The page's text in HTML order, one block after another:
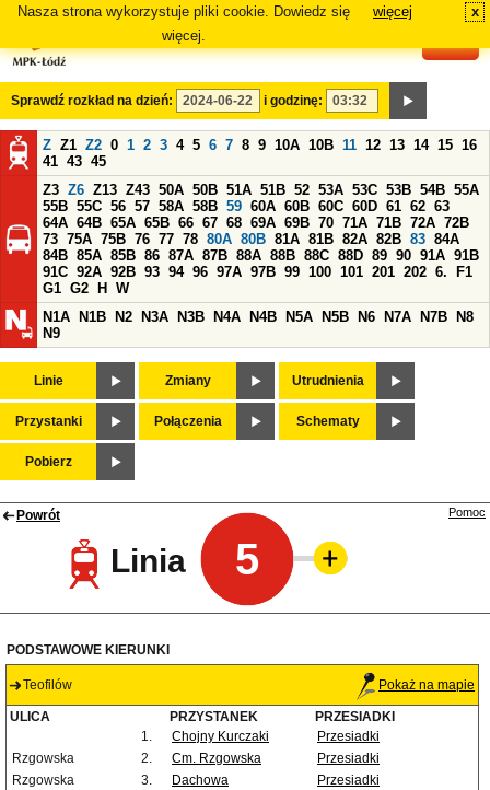
Nasza strona wykorzystuje pliki cookie. Dowiedz się
więcej.
więcej x
Sprawdź rozkład na dzień: i godzinę:
Z Z1 Z2 0 1 2 3 4 5 6 7 8 9 10A 10B 11 12 13 14 15 16
41 43 45
Z3 Z6 Z13 Z43 50A 50B 51A 51B 52 53A 53C 53B 54B 55A
55B 55C 56 57 58A 58B 59 60A 60B 60C 60D 61 62 63
64A 64B 65A 65B 66 67 68 69A 69B 70 71A 71B 72A 72B
73 75A 75B 76 77 78 80A 80B 81A 81B 82A 82B 83 84A
84B 85A 85B 86 87A 87B 88A 88B 88C 88D 89 90 91A 91B
91C 92A 92B 93 94 96 97A 97B 99 100 101 201 202 6.
F1
G1 G2 H
W
N1A
N1B N2 N3A N3B N4A N4B N5A N5B N6 N7A N7B
N8
N9
Linie Zmiany Utrudnienia
Przystanki Połączenia Schematy
Pobierz
Powrót
Linia 5
Pomoc
PODSTAWOWE KIERUNKI
Teofilów Pokaż na mapie
ULICA PRZYSTANEK
PRZESIADKI
1.
Chojny Kurczaki
Przesiadki
Rzgowska
2. Cm. Rzgowska
Przesiadki
Rzgowska
3. Dachowa
Przesiadki